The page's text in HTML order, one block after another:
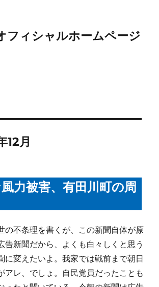
フィシャルホームページ
12月
力被害、有田川町の周
の不条理を書くが、この新聞自体が原
告新聞だから、よくも白々しくと思う
に変えたいよ。我家では戦前まで朝日
アレ、でしょ。自民党員だったことも